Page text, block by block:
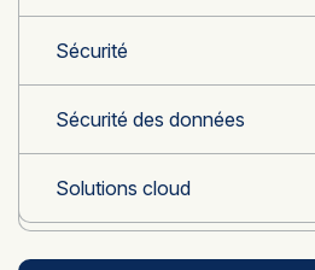
Sécurité
Sécurité des données
Solutions cloud